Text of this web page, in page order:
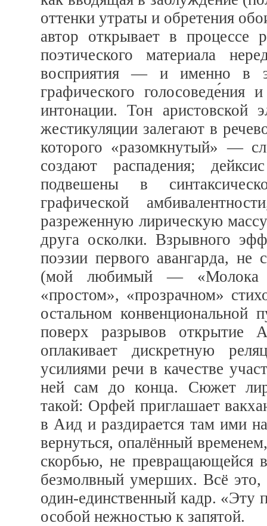
оттенки утраты и обретения
автор открывает в процессе
поэтического материала
восприятия — и именно в
графического голосоведе́ния
интонации. Тон аристовской
жестикуляции залегают в
которого «разомкнутый» —
создают распадения;
подвешены в
графической
разреженную лирическую
друга осколки. Взрывного
поэзии первого авангарда,
(мой любимый — «Молока
«простом», «прозрачном»
остальном конвенциональной
поверх разрывов открытие
оплакивает дискретную
усилиями речи в качестве
ней сам до конца. Сюжет
такой: Орфей приглашает
в Аид и раздирается там ими
вернуться, опалённый
скорбью, не превращающейся
безмолвный умерших. Всё это,
один-единственный кадр. «Эту
особой нежностью к запятой.